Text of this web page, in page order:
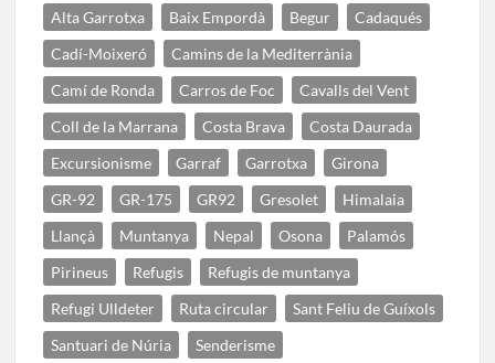
Alta Garrotxa
Baix Empordà Begur
Cadaqués
Cadí-Moixeró
Camins de la Mediterrània
Camí de Ronda
Carros de Foc
Cavalls del Vent
Coll de la Marrana
Costa Brava
Costa Daurada
Excursionisme
Garraf Garrotxa
Girona
GR-92
GR-175 GR92 Gresolet
Himalaia
Llançà
Muntanya Nepal Osona
Palamós
Pirineus
Refugis
Refugis de muntanya
Refugi Ulldeter
Ruta circular
Sant Feliu de Guíxols
Santuari de Núria
Senderisme